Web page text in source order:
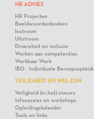
HR ADVIES
HR Projecten
Beeldwoordenboeken
Instroom
Uitstroom
Diversiteit en inclusie
Werken aan competenties
Werkbaar Werk
IBO - Individuele
VEILIGHEID EN WELZIJN
Veiligheid (in het) nieuws
Infosessies en workshops
Opleidingskalender
Tools en links